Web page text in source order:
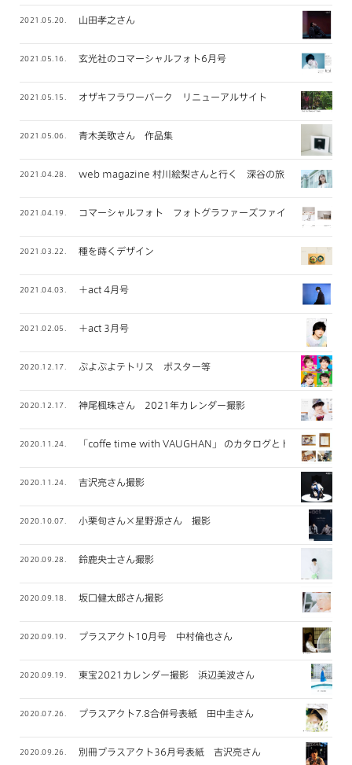
2021.05.20. 山田孝之さん
2021.05.16. 玄光社のコマーシャルフォト6月号
2021.05.15. オザキフラワーパーク リニューアルサイト
2021.05.06. 青木美歌さん 作品集
2021.04.28. web magazine 村川絵梨さんと行く 深谷の旅
2021.04.19. コマーシャルフォト フォトグラファーズファイル 2021年
2021.03.22. 種を蒔くデザイン
2021.04.03. ＋act 4月号
2021.02.05. ＋act 3月号
2020.12.17. ぷよぷよテトリス ポスター等
2020.12.17. 神尾楓珠さん 2021年カレンダー撮影
2020.11.24. 「coffe time with VAUGHAN」 のカタログとトートバッグ
2020.11.24. 吉沢亮さん撮影
2020.10.07. 小栗旬さん×星野源さん 撮影
2020.09.28. 鈴鹿央士さん撮影
2020.09.18. 坂口健太郎さん撮影
2020.09.19. プラスアクト10月号 中村倫也さん
2020.09.19. 東宝2021カレンダー撮影 浜辺美波さん
2020.07.26. プラスアクト7.8合併号表紙 田中圭さん
2020.09.26. 別冊プラスアクト36月号表紙 吉沢亮さん